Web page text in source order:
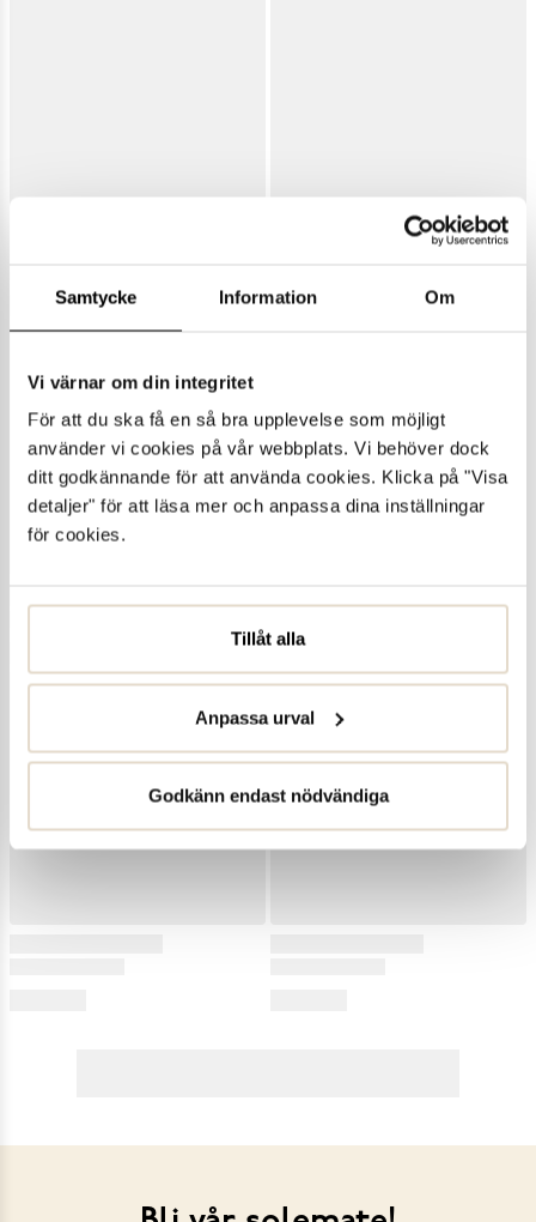
Samtycke Information Om
Vi värnar om din integritet
För att du ska få en så bra upplevelse som möjligt
använder vi cookies på vår webbplats. Vi behöver dock
ditt godkännande för att använda cookies. Klicka på "Visa
detaljer" för att läsa mer och anpassa dina inställningar
för cookies.
Tillåt alla
Anpassa urval
Godkänn endast nödvändiga